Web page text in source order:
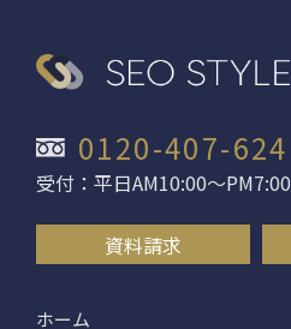
0120-407-624
受付：平日AM10:00〜PM7:00
資料請求
ホーム